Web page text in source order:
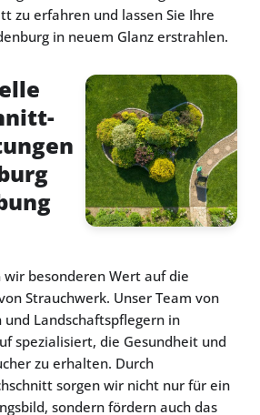
zu erfahren und lassen Sie Ihre
in neuem Glanz erstrahlen.
wir besonderen Wert auf die
Strauchwerk. Unser Team von
Landschaftspflegern in
spezialisiert, die Gesundheit und
zu erhalten. Durch
sorgen wir nicht nur für ein
sondern fördern auch das